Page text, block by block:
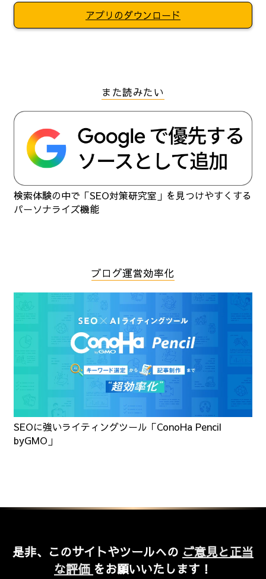
アプリのダウンロード
また読みたい
検索体験の中で「SEO対策研究室」を見つけやすくする
パーソナライズ機能
ブログ運営効率化
SEOに強いライティングツール「ConoHa Pencil
byGMO」
是非、このサイトやツールへの ご意見と正当
な評価 をお願いいたします！